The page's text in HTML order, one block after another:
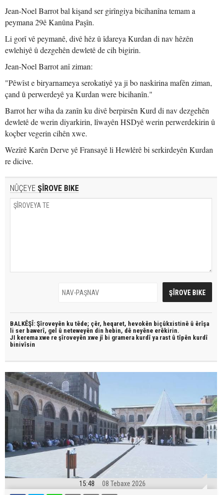
Jean-Noel Barrot bal kişand ser girîngiya bicihanîna temam a
peymana 29ê Kanûna Paşîn.
Li gorî vê peymanê, divê hêz û îdareya Kurdan di nav hêzên
ewlehiyê û dezgehên dewletê de cih bigirin.
Jean-Noel Barrot anî ziman:
"Pêwîst e biryarnameya serokatiyê ya ji bo naskirina mafên ziman,
çand û perwerdeyê ya Kurdan were bicihanîn."
Barrot her wiha da zanîn ku divê berpirsên Kurd di nav dezgehên
dewletê de werin diyarkirin, lîwayên HSDyê werin perwerdekirin û
koçber vegerin cihên xwe.
Wezîrê Karên Derve yê Fransayê li Hewlêrê bi serkirdeyên Kurdan
re dicive.
NÛÇEYE ŞÎROVE BIKE
BALKÊŞÎ: Şîroveyên ku têde; çêr, heqaret, hevokên biçûkxistinê û êrîşa
li ser bawerî, gel û neteweyên din hebin, dê neyêne erêkirin.
JI kerema xwe re şîroveyên xwe jî bi gramera kurdî ya rast û tîpên kurdî
binivîsin
15:48 08 Tebaxe 2026